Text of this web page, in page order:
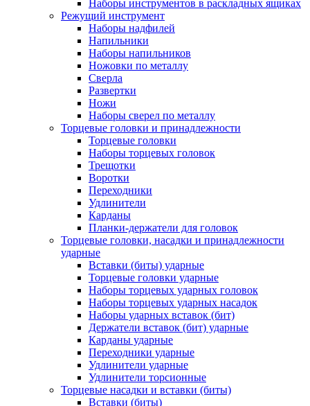
Наборы инструментов в раскладных ящиках
Режущий инструмент
Наборы надфилей
Напильники
Наборы напильников
Ножовки по металлу
Сверла
Развертки
Ножи
Наборы сверел по металлу
Торцевые головки и принадлежности
Торцевые головки
Наборы торцевых головок
Трещотки
Воротки
Переходники
Удлинители
Карданы
Планки-держатели для головок
Торцевые головки, насадки и принадлежности
ударные
Вставки (биты) ударные
Торцевые головки ударные
Наборы торцевых ударных головок
Наборы торцевых ударных насадок
Наборы ударных вставок (бит)
Держатели вставок (бит) ударные
Карданы ударные
Переходники ударные
Удлинители ударные
Удлинители торсионные
Торцевые насадки и вставки (биты)
Вставки (биты)